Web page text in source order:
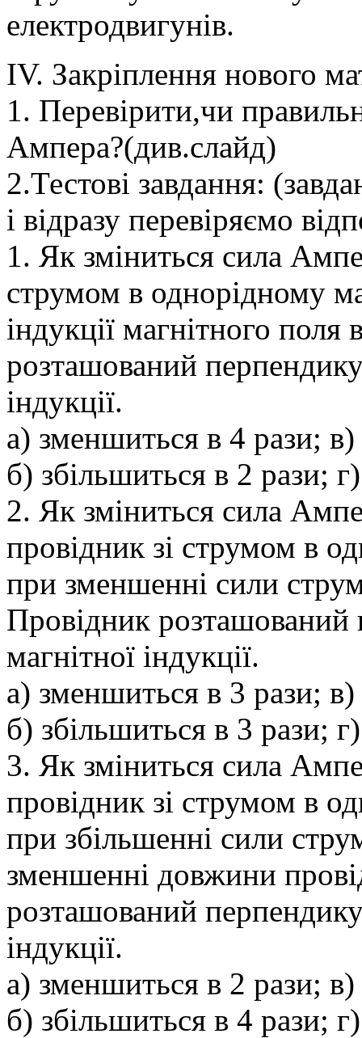
електродвигунів.
IV. Закріплення нового
1. Перевірити,чи
Ампера?(див.слайд)
2.Тестові завдання:
і відразу перевіряємо
1. Як зміниться сила
струмом в однорідному
індукції магнітного
розташований
індукції.
а) зменшиться в 4 рази;
б) збільшиться в 2 рази;
2. Як зміниться сила
провідник зі струмом в
при зменшенні сили
Провідник розташований
магнітної індукції.
а) зменшиться в 3 рази; в)
б) збільшиться в 3 рази;
3. Як зміниться сила
провідник зі струмом в
при збільшенні сили
зменшенні довжини
розташований
індукції.
а) зменшиться в 2 рази; в)
б) збільшиться в 4 рази;